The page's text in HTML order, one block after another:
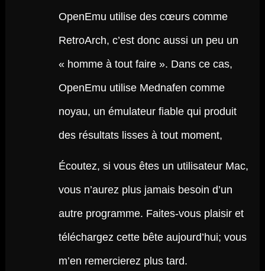
OpenEmu utilise des cœurs comme
RetroArch, c’est donc aussi un peu un
« homme à tout faire ». Dans ce cas,
OpenEmu utilise Mednafen comme
noyau, un émulateur fiable qui produit
des résultats lisses à tout moment,
Écoutez, si vous êtes un utilisateur Mac,
vous n’aurez plus jamais besoin d’un
autre programme. Faites-vous plaisir et
téléchargez cette bête aujourd’hui; vous
m’en remercierez plus tard.